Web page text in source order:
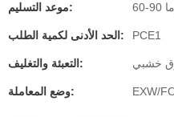
موعد التسليم:
الحد الأدنى لكمية الطلب: PCE1
التعبئة والتغليف: خشبي
وضع المعاملة: EXW/